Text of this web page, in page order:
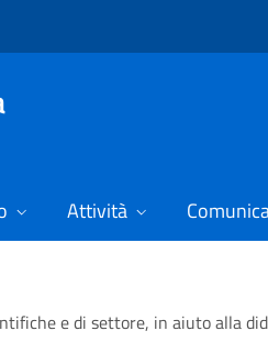
Attività
e di settore, in aiuto alla